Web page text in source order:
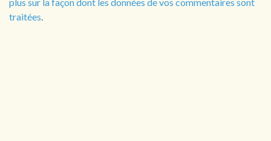
traitées.